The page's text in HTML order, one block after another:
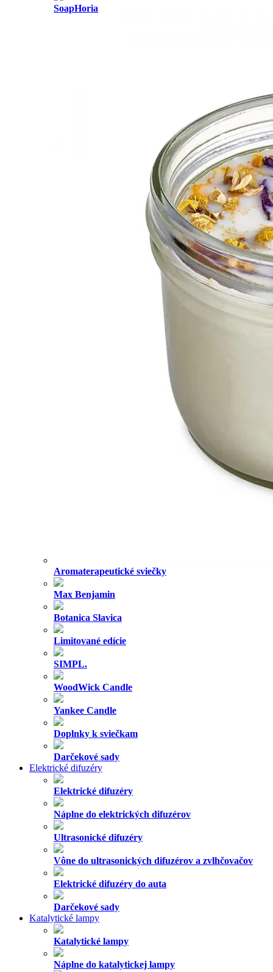
SoapHoria
Aromaterapeutické sviečky
Max Benjamin
Botanica Slavica
Limitované edície
SIMPL.
WoodWick Candle
Yankee Candle
Doplnky k sviečkam
Darčekové sady
Elektrické difuzéry
Elektrické difuzéry
Náplne do elektrických difuzérov
Ultrasonické difuzéry
Vône do ultrasonických difuzérov a zvlhčovačov
Elektrické difuzéry do auta
Darčekové sady
Katalytické lampy
Katalytické lampy
Náplne do katalytickej lampy